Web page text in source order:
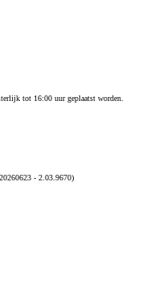
tot 16:00 uur geplaatst worden.
- 2.03.9670)